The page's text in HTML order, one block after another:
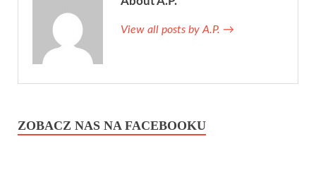
View all posts by A.P. →
ZOBACZ NAS NA FACEBOOKU